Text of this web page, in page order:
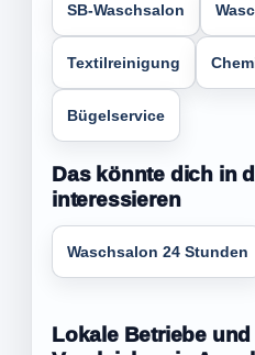
SB-Waschsalon
Textilreinigung
Bügelservice
Das könnte dich in
interessieren
Waschsalon 24 Stunden
Lokale Betriebe